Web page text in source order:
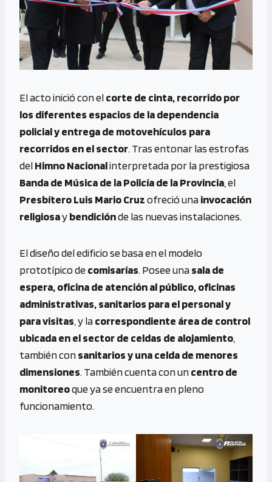
El acto inició con elcorte de cinta, recorrido por
los diferentes espacios de la dependencia
policial y entrega de motovehículos para
recorridos en el sector. Tras entonar las estrofas
delHimno Nacionalinterpretada por la prestigiosa
Banda de Música de la Policía de la Provincia , el
Presbítero Luis Mario Cruzofreció unainvocación
religiosaybendiciónde las nuevas instalaciones.
El diseño del edificio se basa en el modelo
prototípico decomisarías. Posee unasala de
espera, oficina de atención al público, oficinas
administrativas, sanitarios para el personal y
para visitas , y lacorrespondiente área de control
ubicada en el sector de celdas de alojamiento
también consanitarios y una celda de menores
dimensiones. También cuenta con uncentro de
monitoreoque ya se encuentra en pleno
funcionamiento.